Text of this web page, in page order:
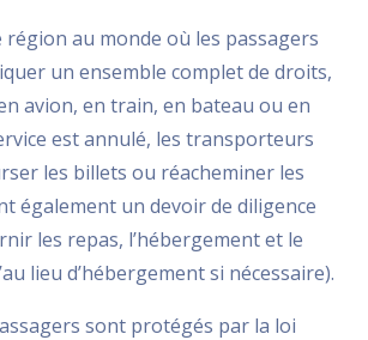
région au monde où les passagers
un ensemble complet de droits,
avion, en train, en bateau ou en
est annulé, les transporteurs
les billets ou réacheminer les
également un devoir de diligence
les repas, l’hébergement et le
lieu d’hébergement si nécessaire).
sont protégés par la loi